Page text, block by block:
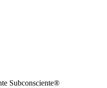
Subconsciente®